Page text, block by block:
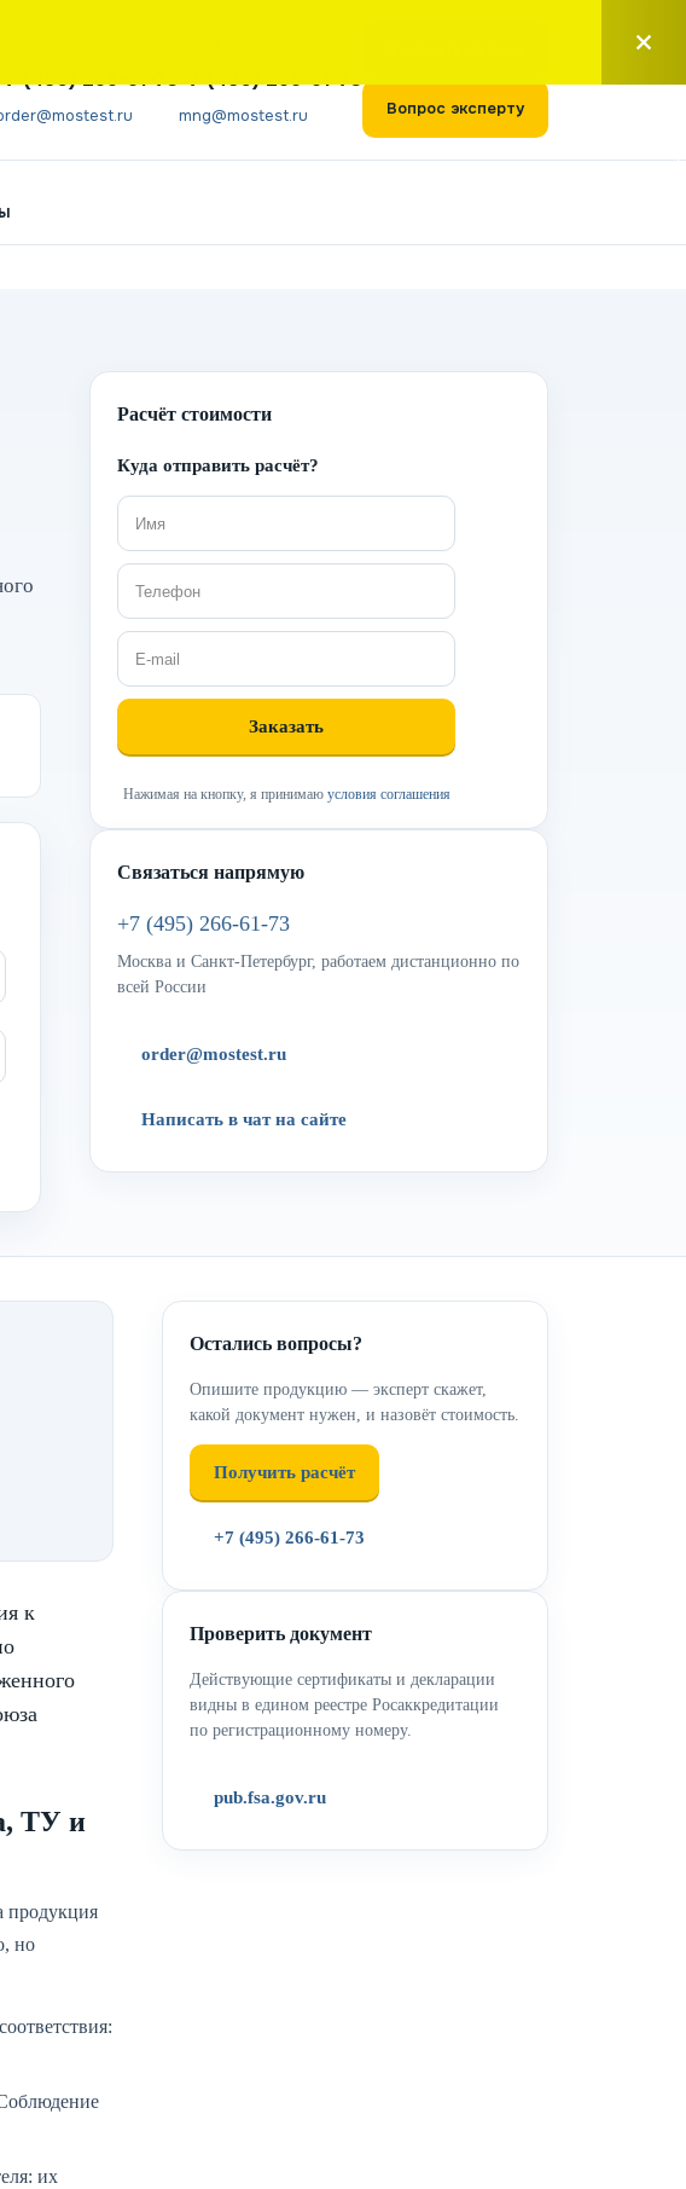
(495) 266-61-73+7 (495) 266-61-73
mng@mostest.ru Вопрос эксперту
Расчёт стоимости
Куда отправить расчёт?
Нажимая на кнопку, я принимаю условия соглашения
Связаться напрямую
+7 (495) 266-61-73
Москва и Санкт-Петербург, работаем дистанционно по
всей России
order@mostest.ru
Написать в чат на сайте
к
ТУ и
продукция
но
их
Остались вопросы?
Опишите продукцию — эксперт скажет,
какой документ нужен, и назовёт стоимость.
Получить расчёт
+7 (495) 266-61-73
Проверить документ
Действующие сертификаты и декларации
видны в едином реестре Росаккредитации
по регистрационному номеру.
pub.fsa.gov.ru